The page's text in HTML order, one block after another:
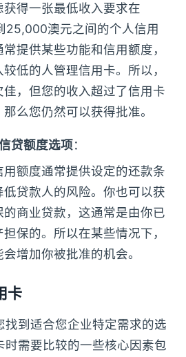
得一张最低收入要求在
25,000澳元之间的个人信用
提供某些功能和信用额度，
低的人管理信用卡。所以，
，但您的收入超过了信用卡
么您仍然可以获得批准。
贷额度选项：
用额度通常提供设定的还款条
贷款人的风险。你也可以获
商业贷款，这通常是由你已
保的。所以在某些情况下，
增加你被批准的机会。
卡
找到适合您企业特定需求的选
时需要比较的一些核心因素包